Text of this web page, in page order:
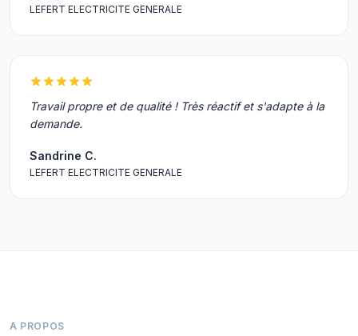
LEFERT ELECTRICITE GENERALE
Travail propre et de qualité ! Très réactif et s'adapte à la
demande.
Sandrine C.
LEFERT ELECTRICITE GENERALE
A PROPOS